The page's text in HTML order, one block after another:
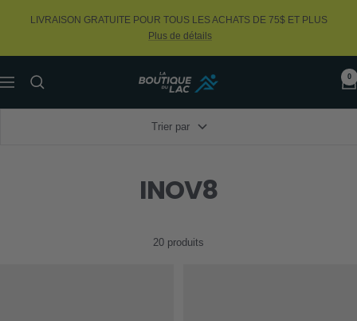
LIVRAISON GRATUITE POUR TOUS LES ACHATS DE 75$ ET PLUS
Plus de détails
Navigation
La
Lac
0
Trier par
INOV8
20 produits